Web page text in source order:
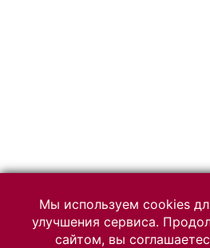
Мы используем cookies
улучшения сервиса.
сайтом, вы